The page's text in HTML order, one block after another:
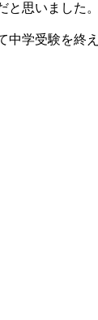
思いました
学受験を終